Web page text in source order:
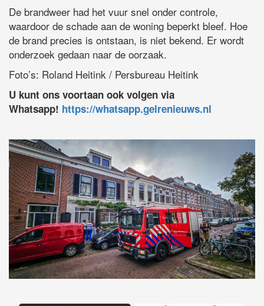
De brandweer had het vuur snel onder controle,
waardoor de schade aan de woning beperkt bleef. Hoe
de brand precies is ontstaan, is niet bekend. Er wordt
onderzoek gedaan naar de oorzaak.
Foto’s: Roland Heitink / Persbureau Heitink
U kunt ons voortaan ook volgen via
Whatsapp! https://whatsapp.gelrenieuws.nl